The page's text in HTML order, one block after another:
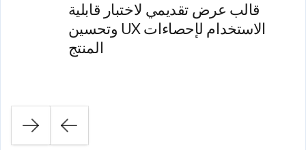
قالب عرض تقديمي لاختبار قابلية
الاستخدام لإحصاءات UX وتحسين
المنتج